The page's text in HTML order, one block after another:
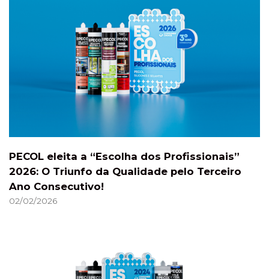
PECOL eleita a “Escolha dos Profissionais”
2026: O Triunfo da Qualidade pelo Terceiro
Ano Consecutivo!
02/02/2026